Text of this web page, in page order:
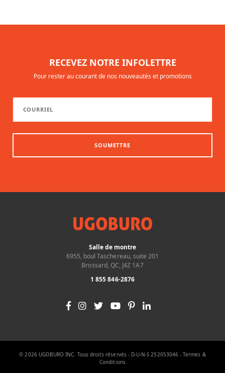
RECEVEZ NOTRE INFOLETTRE
Pour rester au courant de nos nouveautés et promotions
SOUMETTRE
Salle de montre
6955, boul Taschereau, suite 201
Brossard, QC, J4Z 1A7
1 855 846-2876
© 2026 UGOBURO INC. Tous droits réservés - D-U-N-S 252053046 -Termes &
Conditions